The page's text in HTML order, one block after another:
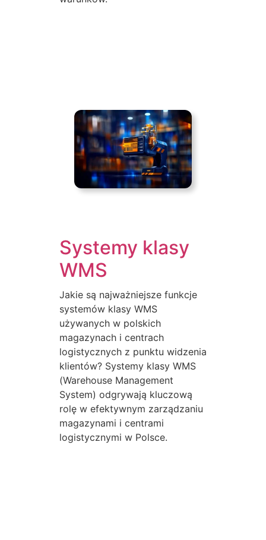
Systemy klasy
WMS
Jakie są najważniejsze funkcje
systemów klasy WMS
używanych w polskich
magazynach i centrach
logistycznych z punktu widzenia
klientów? Systemy klasy WMS
(Warehouse Management
System) odgrywają kluczową
rolę w efektywnym zarządzaniu
magazynami i centrami
logistycznymi w Polsce.